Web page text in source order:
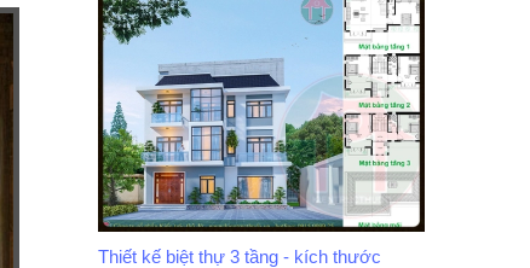
Thiết kế biệt thự 3 tầng - kích thước